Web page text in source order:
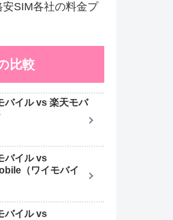
SIM各社の料金プ
比較
バイル vs 楽天モバ
バイル vs
（ワイモバイ
バイル vs